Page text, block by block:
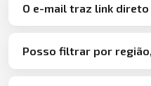
O e-mail traz link
Posso filtrar por